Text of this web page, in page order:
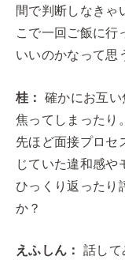
間で判断しなきゃ
こで一回ご飯に行
いいのかなって思
桂： 確かにお互
焦ってしまったり。
先ほど面接プロセ
じていた違和感
ひっくり返ったり
か？
えふしん： 話し